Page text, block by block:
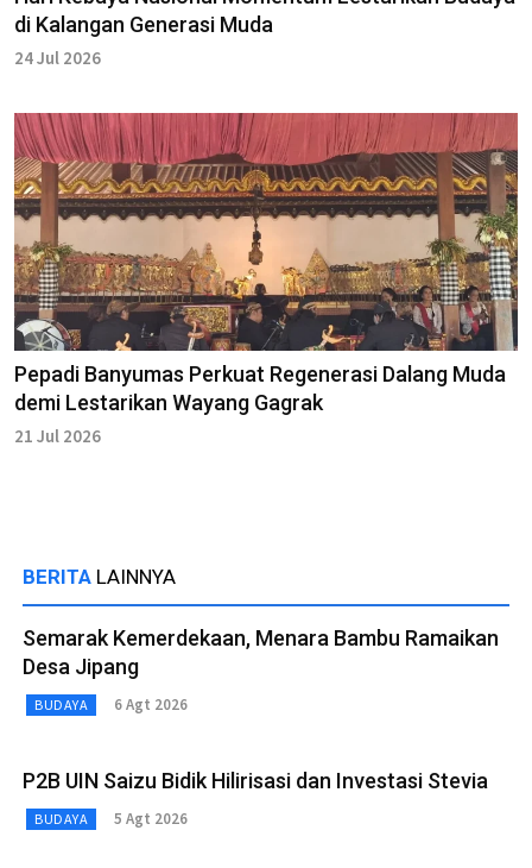
di Kalangan Generasi Muda
24 Jul 2026
Pepadi Banyumas Perkuat Regenerasi Dalang Muda
demi Lestarikan Wayang Gagrak
21 Jul 2026
BERITA LAINNYA
Semarak Kemerdekaan, Menara Bambu Ramaikan
Desa Jipang
BUDAYA 6 Agt 2026
P2B UIN Saizu Bidik Hilirisasi dan Investasi Stevia
BUDAYA 5 Agt 2026